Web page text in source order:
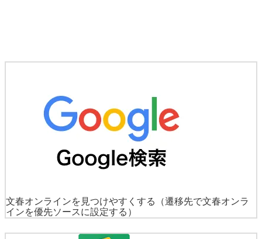
文春オンラインを見つけやすくする
（遷移先で文春オンラ
インを優先ソースに設定する）